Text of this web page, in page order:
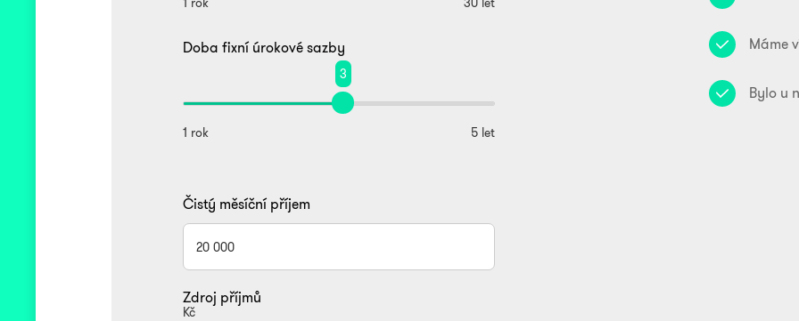
Doba fixní úrokové sazby
3
1 rok 5 let
Čistý měsíční příjem
Kč
Zdroj příjmů
Máme
Bylo u